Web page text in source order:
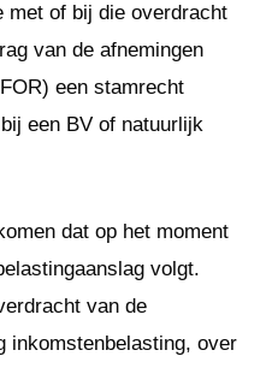
met of bij die overdracht
van de afnemingen
een stamrecht
een BV of natuurlijk
dat op het moment
volgt.
van de
inkomstenbelasting, over